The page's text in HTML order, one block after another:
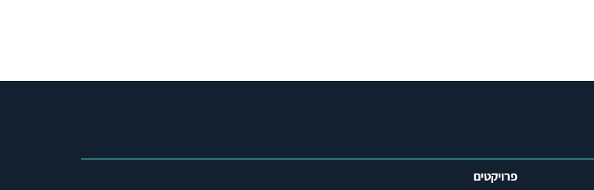
פרויקטים